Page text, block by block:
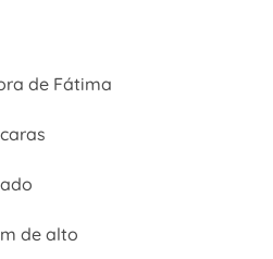
de Fátima
de alto